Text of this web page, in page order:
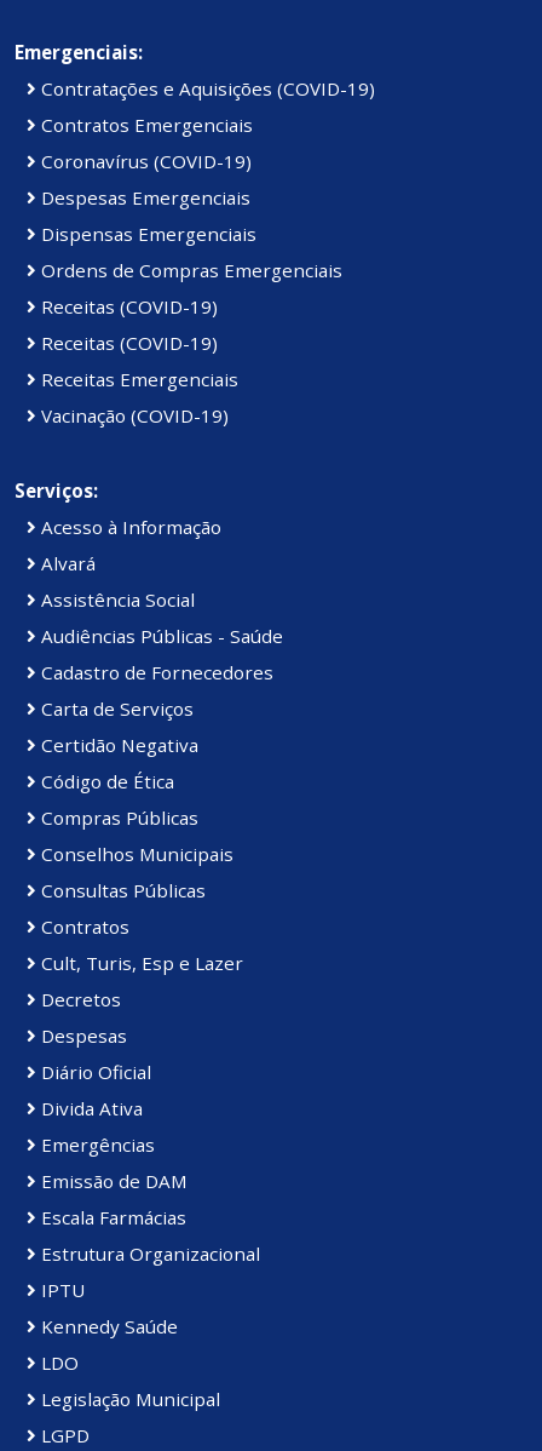
Emergenciais:
Contratações e Aquisições (COVID-19)
Contratos Emergenciais
Coronavírus (COVID-19)
Despesas Emergenciais
Dispensas Emergenciais
Ordens de Compras Emergenciais
Receitas (COVID-19)
Receitas (COVID-19)
Receitas Emergenciais
Vacinação (COVID-19)
Serviços:
Acesso à Informação
Alvará
Assistência Social
Audiências Públicas - Saúde
Cadastro de Fornecedores
Carta de Serviços
Certidão Negativa
Código de Ética
Compras Públicas
Conselhos Municipais
Consultas Públicas
Contratos
Cult, Turis, Esp e Lazer
Decretos
Despesas
Diário Oficial
Divida Ativa
Emergências
Emissão de DAM
Escala Farmácias
Estrutura Organizacional
IPTU
Kennedy Saúde
LDO
Legislação Municipal
LGPD